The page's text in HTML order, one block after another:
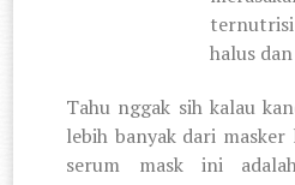
ternutrisi
halus
Tahu nggak sih kalau
lebih banyak dari masker
serum mask ini